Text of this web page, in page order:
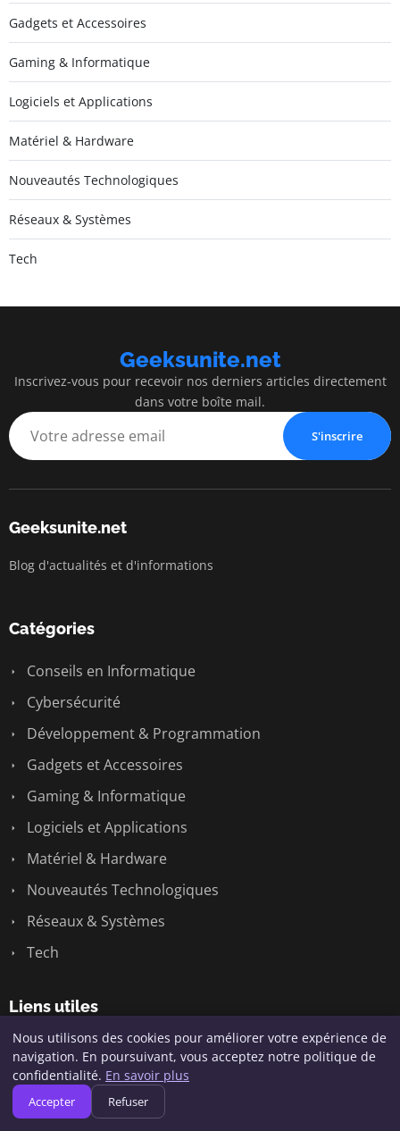
Gadgets et Accessoires
Gaming & Informatique
Logiciels et Applications
Matériel & Hardware
Nouveautés Technologiques
Réseaux & Systèmes
Tech
Geeksunite.net
Inscrivez-vous pour recevoir nos derniers articles directement
dans votre boîte mail.
S'inscrire
Geeksunite.net
Blog d'actualités et d'informations
Catégories
Conseils en Informatique
Cybersécurité
Développement & Programmation
Gadgets et Accessoires
Gaming & Informatique
Logiciels et Applications
Matériel & Hardware
Nouveautés Technologiques
Réseaux & Systèmes
Tech
Liens utiles
Contact
Informations
Nous utilisons des cookies pour améliorer votre expérience de
navigation. En poursuivant, vous acceptez notre politique de
confidentialité. En savoir plus
Accepter Refuser